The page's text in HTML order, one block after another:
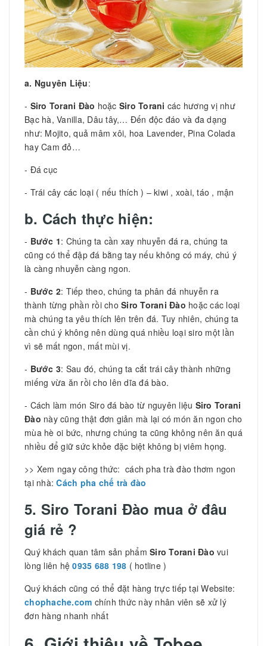
a. Nguyên Liệu:
- Siro Torani Đào hoặc Siro Torani các hương vị như
Bạc hà, Vanilla, Dâu tây,… Đến độc đáo và đa dạng
như: Mojito, quả mâm xôi, hoa Lavender, Pina Colada
hay Cam đỏ…
- Đá cục
- Trái cây các loại ( nếu thích ) – kiwi , xoài, táo , mận
b. Cách thực hiện:
- Bước 1: Chúng ta cần xay nhuyễn đá ra, chúng ta
cũng có thể đập đá bằng tay nếu không có máy, chú ý
là càng nhuyễn càng ngon.
- Bước 2: Tiếp theo, chúng ta phân đá nhuyễn ra
thành từng phần rồi cho Siro Torani Đào hoặc các loại
mà chúng ta yêu thích lên trên đá. Tuy nhiên, chúng ta
cần chú ý không nên dùng quá nhiều loại siro một lần
vì sẽ mất ngon, mất mùi vị.
- Bước 3: Sau đó, chúng ta cắt trái cây thành những
miếng vừa ăn rồi cho lên dĩa đá bào.
- Cách làm món Siro đá bào từ nguyên liệu Siro Torani
Đào này cũng thật đơn giản mà lại có món ăn ngon cho
mùa hè oi bức, nhưng chúng ta cũng không nên ăn quá
nhiều để giữ sức khỏe đặc biệt không bị viêm họng.
>> Xem ngay công thức: cách pha trà đào thơm ngon
tại nhà:Cách pha chế trà đào
5. Siro Torani Đào mua ở đâu
giá rẻ ?
Quý khách quan tâm sản phẩm Siro Torani Đào vui
lòng liên hệ0935 688 198 ( hotline )
Quý khách cũng có thể đặt hàng trực tiếp tại Website:
chophache.com chính thức này nhân viên sẽ xử lý
đơn hàng nhanh nhất